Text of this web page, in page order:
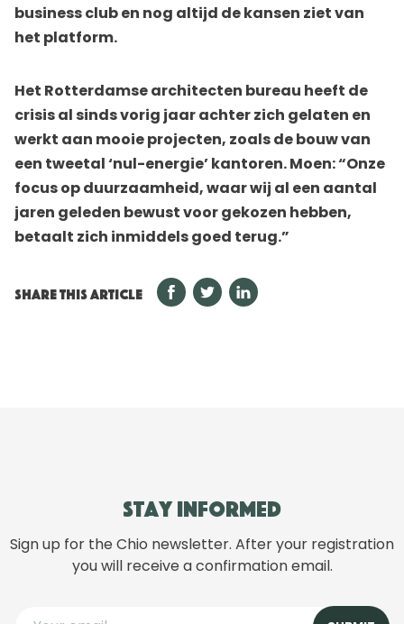
business club en nog altijd de kansen ziet van
het platform.
Het Rotterdamse architecten bureau heeft de
crisis al sinds vorig jaar achter zich gelaten en
werkt aan mooie projecten, zoals de bouw van
een tweetal ‘nul-energie’ kantoren. Moen: “Onze
focus op duurzaamheid, waar wij al een aantal
jaren geleden bewust voor gekozen hebben,
betaalt zich inmiddels goed terug.”
SHARE THIS ARTICLE
Stay informed
Sign up for the Chio newsletter. After your registration
you will receive a confirmation email.